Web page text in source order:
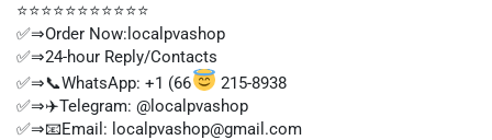
⭐⭐⭐⭐⭐⭐⭐⭐⭐⭐⭐
✅⇒Order Now:localpvashop
✅⇒24-hour Reply/Contacts
✅⇒📞WhatsApp: +1 (66
215-8938
✅⇒✈️Telegram: @localpvashop
✅⇒📧Email: localpvashop@gmail.com